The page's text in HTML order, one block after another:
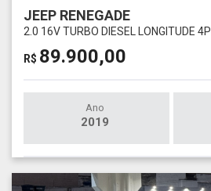
JEEP RENEGADE
2.0 16V TURBO DIESEL LONGITUDE
R$ 89.900,00
Ano
2019